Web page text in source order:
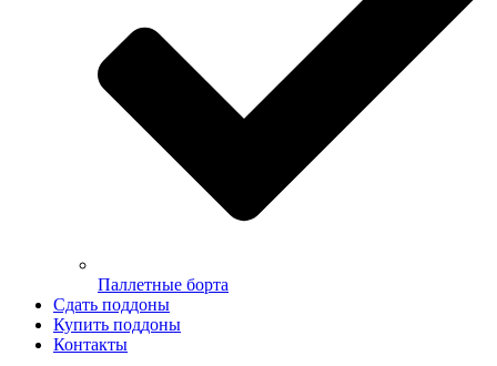
Паллетные борта
Сдать поддоны
Купить поддоны
Контакты